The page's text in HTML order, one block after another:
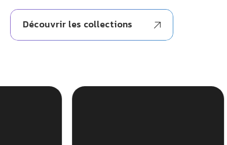
Découvrir les collections